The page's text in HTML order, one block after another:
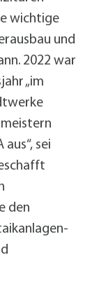
wichtige
und
2022 war
„im
sei
den